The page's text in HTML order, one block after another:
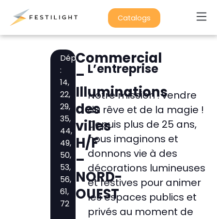
Catalogs
Département
:
14,
22,
29,
35,
44,
49,
50,
53,
56,
61,
72
Commercial
–
Illuminations
des
villes
H/F
–
NORD-
OUEST
L’entreprise
Notre mission : vendre
du rêve et de la magie !
Depuis plus de 25 ans,
nous imaginons et
donnons vie à des
décorations lumineuses
et festives pour animer
les espaces publics et
privés au moment de